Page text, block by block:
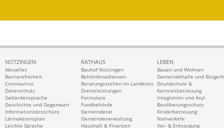
NOTZINGEN
Aktuelles
Barrierefreiheit
Coronavirus
Datenschutz
Gebärdensprache
Geschichte und Gegenwart
Informationsbroschüre
Lärmaktionsplan
Leichte Sprache
RATHAUS
Bauhof Notzingen
Behördenadressen
Beratungsstellen im Landkreis
Dienstleistungen
Formulare
Fundbehörde
Gemeinderat
Gemeindeverwaltung
Haushalt & Finanzen
LEBEN
Bauen und Wohnen
Gemeindehalle und
Grundschule &
Kernzeitbetreuung
Integration und Asyl
Bevölkerungsschutz
Kinderbetreuung
Nahverkehr
Ver- & Entsorgung